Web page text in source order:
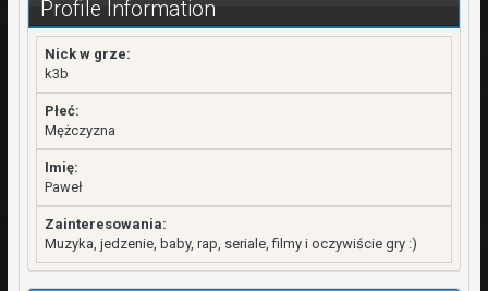
Profile Information
Nick w grze:
k3b
Płeć:
Mężczyzna
Imię:
Paweł
Zainteresowania:
Muzyka, jedzenie, baby, rap, seriale, filmy i oczywiście gry :)